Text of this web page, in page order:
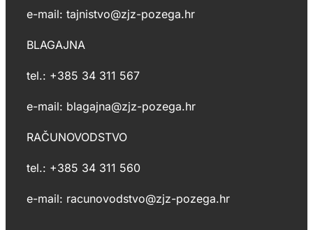
e-mail: tajnistvo@zjz-pozega.hr
BLAGAJNA
tel.: +385 34 311 567
e-mail: blagajna@zjz-pozega.hr
RAČUNOVODSTVO
tel.: +385 34 311 560
e-mail: racunovodstvo@zjz-pozega.hr